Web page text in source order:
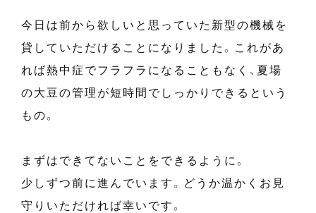
今日は前から欲しいと思っていた新型の機械を
貸していただけることになりました。これがあ
れば熱中症でフラフラになることもなく、夏場
の大豆の管理が短時間でしっかりできるという
もの。
まずはできてないことをできるように。
少しずつ前に進んでいます。どうか温かくお見
守りいただければ幸いです。